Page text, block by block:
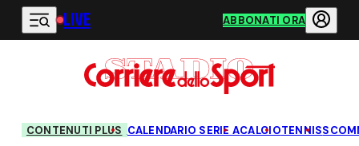
Vai al contenuto principale
LIVE ABBONATI ORA
CONTENUTI PLUS CALENDARIO SERIE ACALCIOTENNIS